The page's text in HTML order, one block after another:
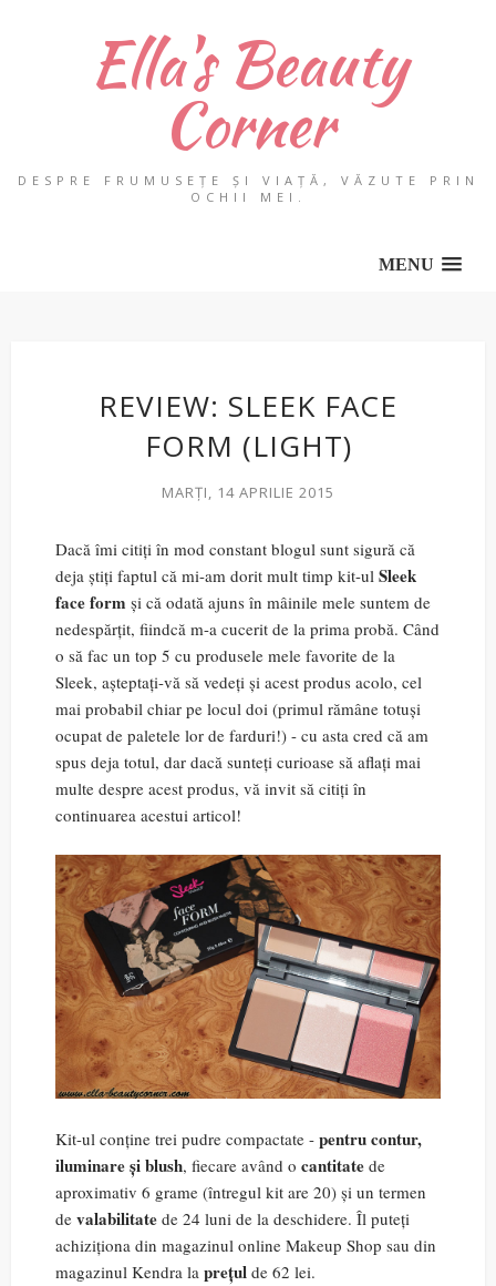
Ella's Beauty
Corner
DESPRE FRUMUSEȚE ȘI VIAȚĂ, VĂZUTE PRIN
OCHII MEI.
MENU
REVIEW: SLEEK FACE
FORM (LIGHT)
MARȚI, 14 APRILIE 2015
Dacă îmi citiți în mod constant blogul sunt sigură că
deja știți faptul că mi-am dorit mult timp kit-ul Sleek
face form și că odată ajuns în mâinile mele suntem de
nedespărțit, fiindcă m-a cucerit de la prima probă. Când
o să fac un top 5 cu produsele mele favorite de la
Sleek, așteptați-vă să vedeți și acest produs acolo, cel
mai probabil chiar pe locul doi (primul rămâne totuși
ocupat de paletele lor de farduri!) - cu asta cred că am
spus deja totul, dar dacă sunteți curioase să aflați mai
multe despre acest produs, vă invit să citiți în
continuarea acestui articol!
Kit-ul conține trei pudre compactate - pentru contur,
iluminare și blush, fiecare având o cantitate de
aproximativ 6 grame (întregul kit are 20) și un termen
de valabilitate de 24 luni de la deschidere. Îl puteți
achiziționa din magazinul online Makeup Shop sau din
magazinul Kendra la prețul de 62 lei.